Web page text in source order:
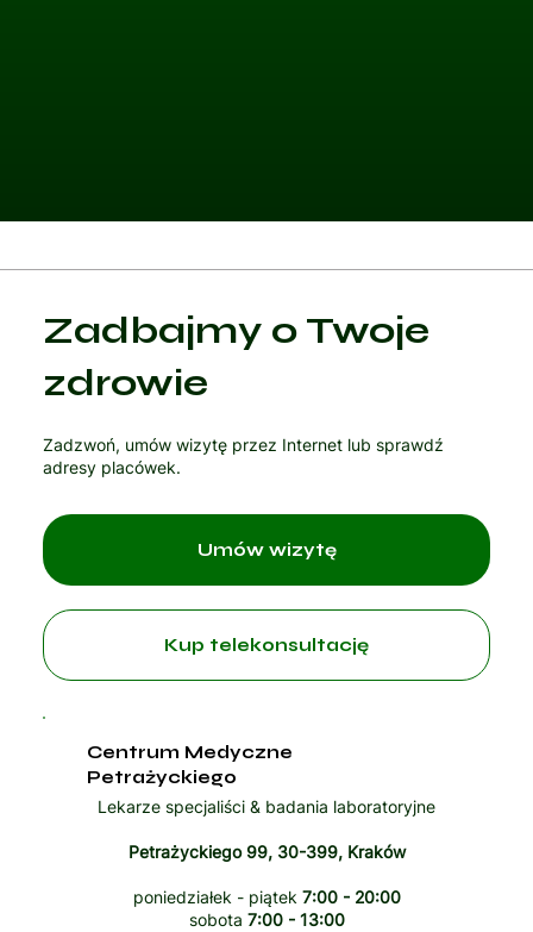
Zadbajmy o Twoje
zdrowie
Zadzwoń, umów wizytę przez Internet lub sprawdź
adresy placówek.
Kup telekonsultację
Centrum Medyczne
Petrażyckiego
Lekarze specjaliści & badania laboratoryjne
Petrażyckiego 99, 30-399, Kraków
poniedziałek - piątek 7:00 - 20:00
sobota 7:00 - 13:00
Umów wizytę